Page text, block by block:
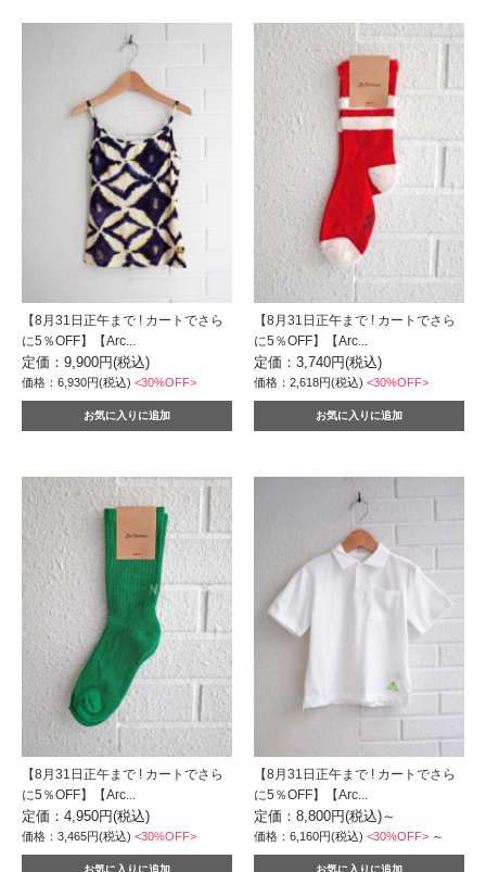
【8月31日正午まで ! カートでさら
に5％OFF】【Arc...
定価：9,900円(税込)
価格：6,930円(税込) <30%OFF>
【8月31日正午まで ! カートでさら
に5％OFF】【Arc...
定価：3,740円(税込)
価格：2,618円(税込)<30%OFF>
【8月31日正午まで ! カートでさら
に5％OFF】【Arc...
定価：4,950円(税込)
価格：3,465円(税込) <30%OFF>
【8月31日正午まで ! カートでさら
に5％OFF】【Arc...
定価：8,800円(税込)～
価格：6,160円(税込)<30%OFF> ～